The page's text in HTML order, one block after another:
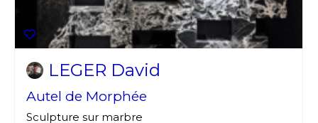
LEGER David
Autel de Morphée
Sculpture sur marbre